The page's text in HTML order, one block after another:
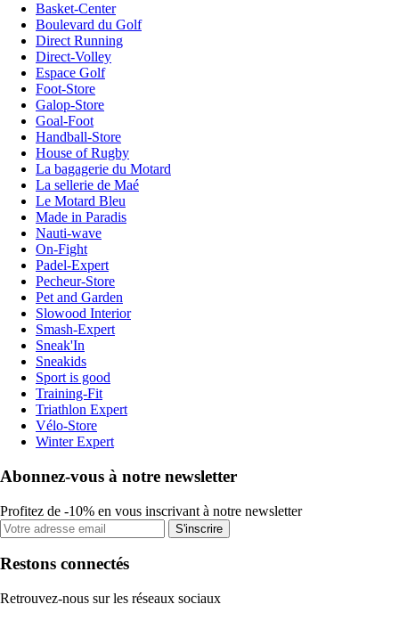
Basket-Center
Boulevard du Golf
Direct Running
Direct-Volley
Espace Golf
Foot-Store
Galop-Store
Goal-Foot
Handball-Store
House of Rugby
La bagagerie du Motard
La sellerie de Maé
Le Motard Bleu
Made in Paradis
Nauti-wave
On-Fight
Padel-Expert
Pecheur-Store
Pet and Garden
Slowood Interior
Smash-Expert
Sneak'In
Sneakids
Sport is good
Training-Fit
Triathlon Expert
Vélo-Store
Winter Expert
Abonnez-vous à notre newsletter
Profitez de -10% en vous inscrivant à notre newsletter
S'inscrire
Restons connectés
Retrouvez-nous sur les réseaux sociaux